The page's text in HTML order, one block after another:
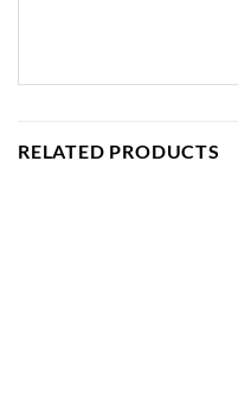
RELATED PRODUCTS